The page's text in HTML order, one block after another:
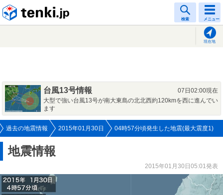
検索 メニュー
現在地
台風13号情報
07日02:00現在
大型で強い台風13号が南大東島の北北西約120kmを西に進んでい
ます
過去の地震情報 2015年01月30日 04時57分頃発生した地震(最大震度1)
地震情報
2015年01月30日05:01発表